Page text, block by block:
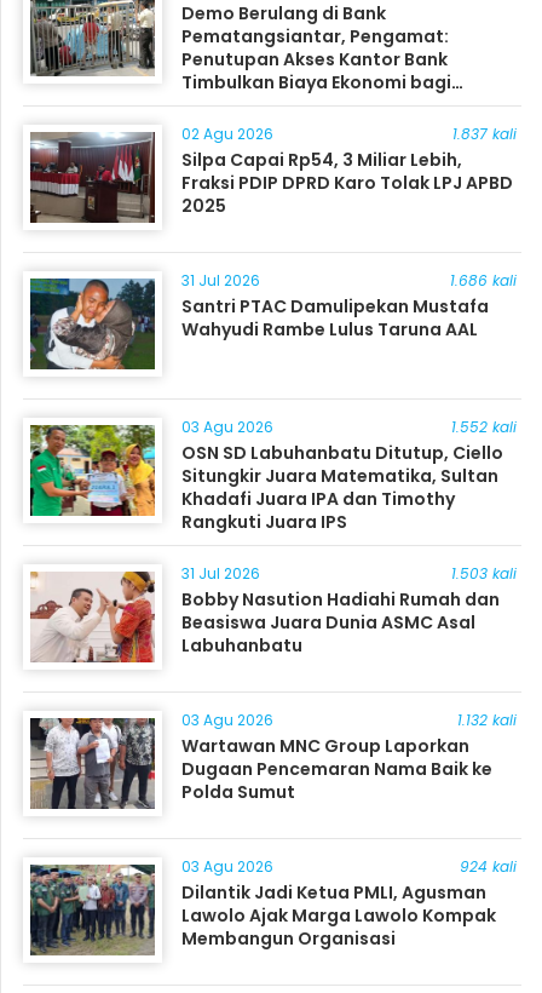
Demo Berulang di Bank
Pematangsiantar, Pengamat:
Penutupan Akses Kantor Bank
Timbulkan Biaya Ekonomi bagi
Masyarakat
02 Agu 2026 1.837 kali
Silpa Capai Rp54, 3 Miliar Lebih,
Fraksi PDIP DPRD Karo Tolak LPJ APBD
2025
31 Jul 2026 1.686 kali
Santri PTAC Damulipekan Mustafa
Wahyudi Rambe Lulus Taruna AAL
03 Agu 2026 1.552 kali
OSN SD Labuhanbatu Ditutup, Ciello
Situngkir Juara Matematika, Sultan
Khadafi Juara IPA dan Timothy
Rangkuti Juara IPS
31 Jul 2026 1.503 kali
Bobby Nasution Hadiahi Rumah dan
Beasiswa Juara Dunia ASMC Asal
Labuhanbatu
03 Agu 2026 1.132 kali
Wartawan MNC Group Laporkan
Dugaan Pencemaran Nama Baik ke
Polda Sumut
03 Agu 2026 924 kali
Dilantik Jadi Ketua PMLI, Agusman
Lawolo Ajak Marga Lawolo Kompak
Membangun Organisasi